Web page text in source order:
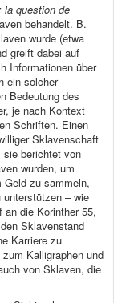
la question de
behandelt. B.
wurde (etwa
greift dabei auf
Informationen über
ein solcher
Bedeutung des
je nach Kontext
Schriften. Einen
Sklavenschaft
berichtet von
wurden, um
Geld zu sammeln,
– wie
die Korinther 55,
Sklavenstand
Karriere zu
Kalligraphen und
von Sklaven, die